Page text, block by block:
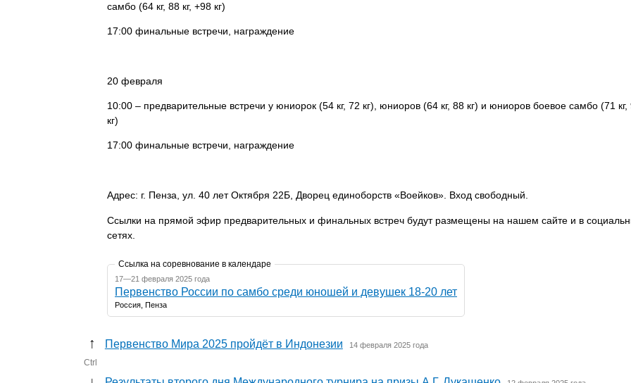
самбо (64 кг, 88 кг, +98 кг)
17:00 финальные встречи, награждение
20 февраля
10:00 – предварительные встречи у юниорок (54 кг, 72 кг), юниоров (64 кг, 88 кг) и юниоров боевое самбо (71 кг,
кг)
17:00 финальные встречи, награждение
Адрес: г. Пенза, ул. 40 лет Октября 22Б, Дворец единоборств «Воейков». Вход свободный.
Ссылки на прямой эфир предварительных и финальных встреч будут размещены на нашем сайте и в
сетях.
Ссылка на соревнование в календаре
17—21 февраля 2025 года
Первенство России по самбо среди юношей и девушек 18-20 лет
Россия, Пенза
↑ Первенство Мира 2025 пройдёт в Индонезии 14 февраля 2025 года
Ctrl